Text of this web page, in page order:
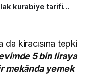
kurabiye tarifi…
kiracısına tepki
5 bin liraya
mekânda yemek